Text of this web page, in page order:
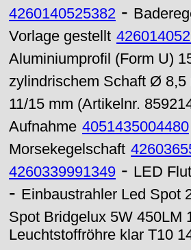
4260140525382 -
Vorlage gestellt
Aluminiumprofil (Form U)
zylindrischem Schaft Ø 8,5
11/15 mm (Artikelnr.
Aufnahme 4051435004480
Morsekegelschaft
4260339991349 - LED
- Einbaustrahler Led Spot
Spot Bridgelux 5W 450LM
Leuchtstoffröhre klar T10